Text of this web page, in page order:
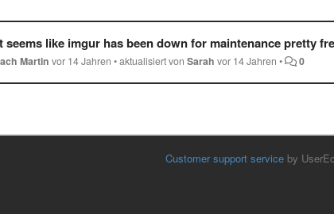
seems like imgur has been down for maintenance pretty
Martin vor 14 Jahren •aktualisiert vonSarah vor 14 Jahren • 0
Customer support serviceby